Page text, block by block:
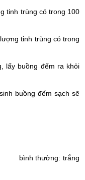
tinh trùng có trong 100
tinh trùng có trong
lấy buồng đếm ra khỏi
buồng đếm sạch sẽ
trắng